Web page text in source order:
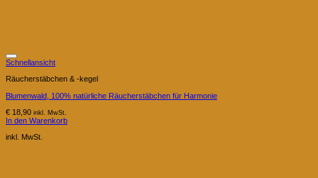
Schnellansicht
Räucherstäbchen & -kegel
Blumenwald, 100% natürliche Räucherstäbchen für Harmonie
€ 18,90 inkl. MwSt.
In den Warenkorb
inkl. MwSt.